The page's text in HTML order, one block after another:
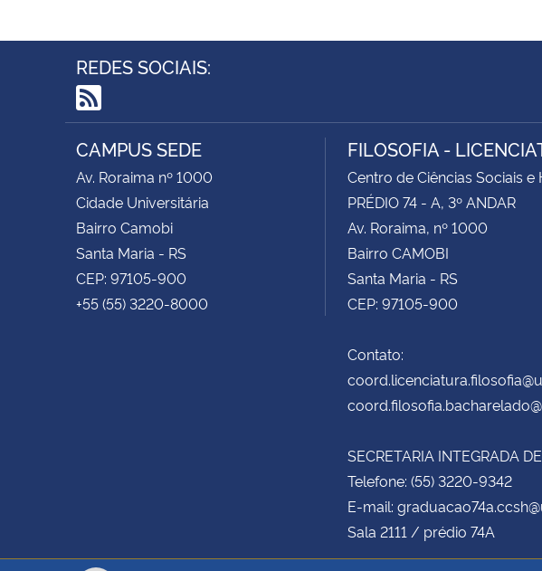
REDES SOCIAIS:
RSS
CAMPUS SEDE
Av. Roraima nº 1000
Cidade Universitária
Bairro Camobi
Santa Maria - RS
CEP: 97105-900
+55 (55) 3220-8000
FILOSOFIA -
Centro de Ciências Sociais e
PRÉDIO 74 - A, 3º ANDAR
Av. Roraima, nº 1000
Bairro CAMOBI
Santa Maria - RS
CEP: 97105-900
Contato:
SECRETARIA INTEGRADA
Telefone: (55) 3220-9342
E-mail:
Sala 2111 / prédio 74A